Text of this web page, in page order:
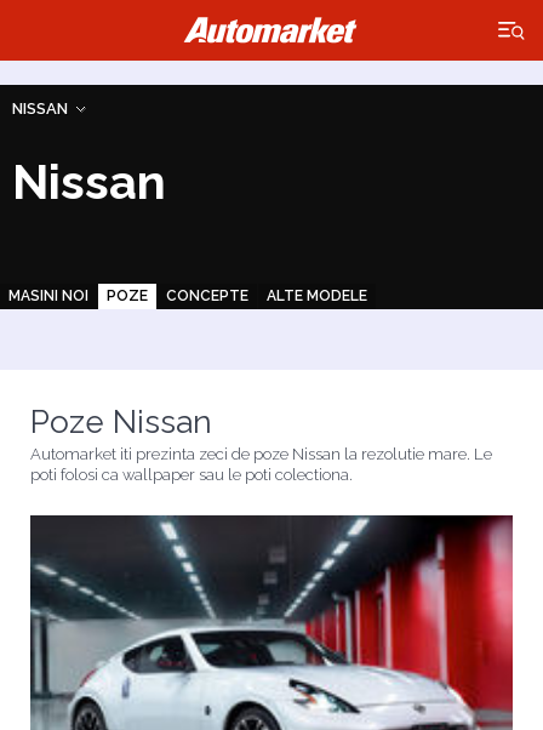
×
NISSAN
Nissan
MASINI NOI POZE CONCEPTE ALTE MODELE
Poze Nissan
Automarket iti prezinta zeci de poze Nissan la rezolutie mare. Le
poti folosi ca wallpaper sau le poti colectiona.